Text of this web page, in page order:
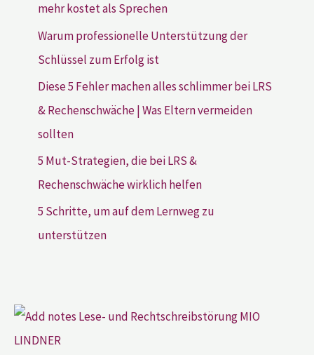
mehr kostet als Sprechen
Warum professionelle Unterstützung der
Schlüssel zum Erfolg ist
Diese 5 Fehler machen alles schlimmer bei LRS
& Rechenschwäche | Was Eltern vermeiden
sollten
5 Mut-Strategien, die bei LRS &
Rechenschwäche wirklich helfen
5 Schritte, um auf dem Lernweg zu
unterstützen